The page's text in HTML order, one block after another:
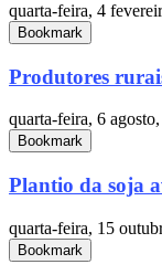
quarta-feira, 4
Bookmark
Produtores
quarta-feira, 6
Bookmark
Plantio da soja
quarta-feira, 15
Bookmark